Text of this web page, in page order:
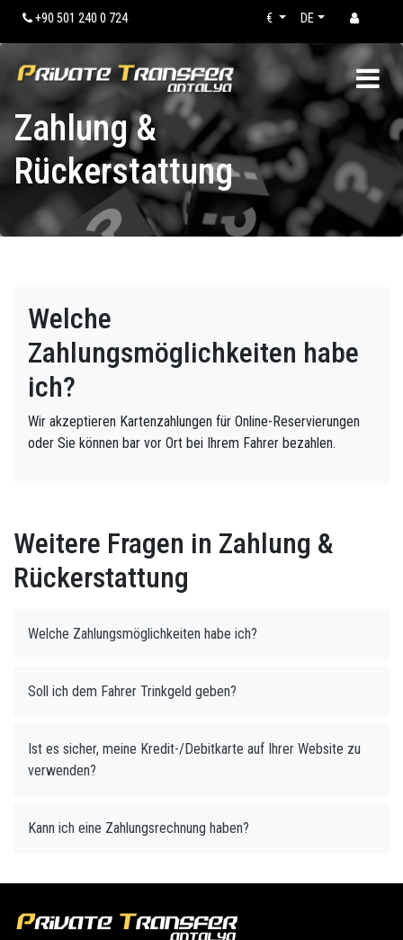
+90 501 240 0 724 DE
€
Zahlung &
Rückerstattung
Welche
Zahlungsmöglichkeiten habe
ich?
Wir akzeptieren Kartenzahlungen für Online-Reservierungen
oder Sie können bar vor Ort bei Ihrem Fahrer bezahlen.
Weitere Fragen in Zahlung &
Rückerstattung
Welche Zahlungsmöglichkeiten habe ich?
Soll ich dem Fahrer Trinkgeld geben?
Ist es sicher, meine Kredit-/Debitkarte auf Ihrer Website zu
verwenden?
Kann ich eine Zahlungsrechnung haben?